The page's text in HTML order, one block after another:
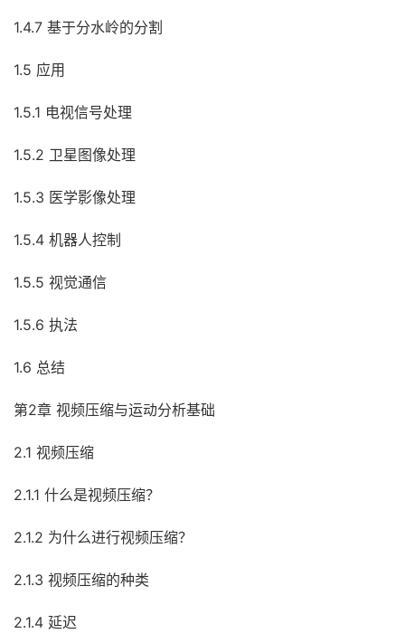
1.4.7 基于分水岭的分割
1.5 应用
1.5.1 电视信号处理
1.5.2 卫星图像处理
1.5.3 医学影像处理
1.5.4 机器人控制
1.5.5 视觉通信
1.5.6 执法
1.6 总结
第2章 视频压缩与运动分析基础
2.1 视频压缩
2.1.1 什么是视频压缩？
2.1.2 为什么进行视频压缩？
2.1.3 视频压缩的种类
2.1.4 延迟